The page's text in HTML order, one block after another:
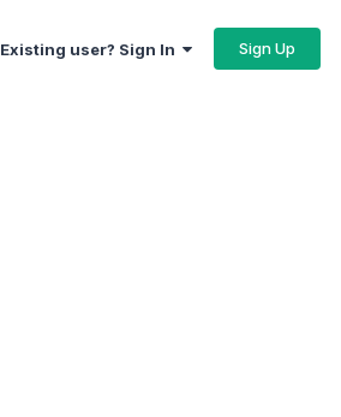
Existing user? Sign In Sign Up